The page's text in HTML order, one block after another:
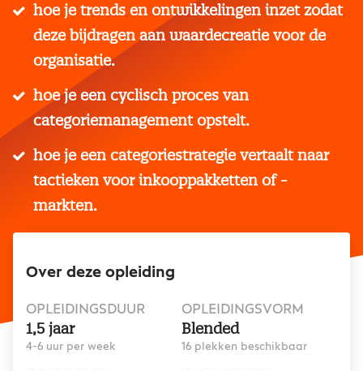
hoe je trends en ontwikkelingen inzet zodat
deze bijdragen aan waardecreatie voor de
organisatie.
hoe je een cyclisch proces van
categoriemanagement opstelt.
hoe je een categoriestrategie vertaalt naar
tactieken voor inkooppakketten of -
markten.
Over deze opleiding
OPLEIDINGSDUUR
1,5 jaar
4-6 uur per week
OPLEIDINGSVORM
Blended
16 plekken beschikbaar